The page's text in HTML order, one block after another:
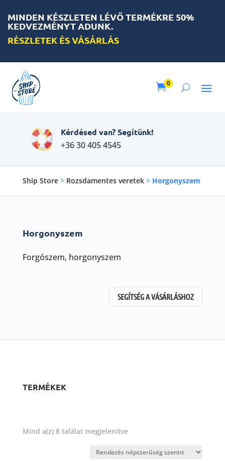
MINDEN KÉSZLETEN LÉVŐ TERMÉKRE 50%
KEDVEZMÉNYT ADUNK.
RÉSZLETEK ÉS VÁSÁRLÁS
0
Kérdésed van? Segítünk!
+36 30 405 4545
Ship Store> Rozsdamentes veretek> Horgonyszem
Horgonyszem
Forgószem, horgonyszem
SEGÍTSÉG A VÁSÁRLÁSHOZ
TERMÉKEK
Mind a(z) 8 találat megjelenítveSorted
popularity